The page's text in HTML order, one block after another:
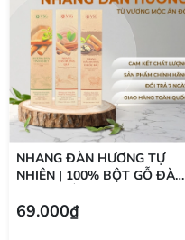
NHANG ĐÀN HƯƠNG TỰ
NHIÊN | 100% BỘT GỖ ĐÀN
HỢP THIỀN & THỜ CÚNG
69.000₫